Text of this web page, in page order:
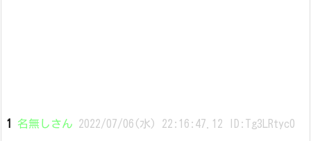
1 名無しさん 2022/07/06(水) 22:16:47.12 ID:Tg3LRtyc0